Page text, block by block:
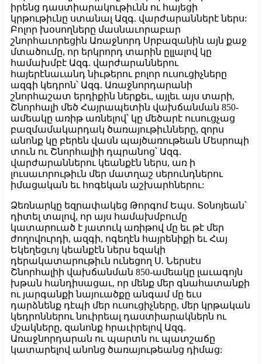
իրենց դաստիարակութիւնն ու հայեցի
կրթութիւնը ստանալ Ազգ. վարժարաններէ ներս:
Բոլոր խօսողները մասնաւորաբար
շնորհաւորեցին Առաջնորդ Սրբազանին այն քաջ
մտածումը, որ երկրորդ տարին ըլլալով կը
համախմբէ Ազգ. վարժարաններու
հայերէնաւանդ նիւթերու բոլոր ուսուցիչները
ազգի կեդրոն՝ Ազգ. Առաջնորդարանի
շնորհաշատ երդիքին ներքեւ, այլեւ այս տարի,
Շնորհալի մեծ Հայրապետին վախճանման 850-
ամեակը առիթ առնելով՝ կը մեծարէ ուսուցչաց
բազմամակարդակ ծառայութիւնները, զորս
անոնք կը բերեն վասն պայծառութեան Մեսրոպի
տուն ու Շնորհալիի դպրանոց՝ Ազգ.
վարժարաններու կեանքէն ներս, առ ի
լուսաւորութիւն մեր մատղաշ սերունդներու
իմացական եւ հոգեկան աշխարհներու:
Ձեռնարկը եզրափակեց Թորգոմ Եպս. Տօնոյեան՝
դիտել տալով, որ այս համախմբումը
կատարուած է յատուկ առիթով մը եւ թէ մեր
ժողովուրդի, ազգի, ոգեղէն հայրենիքի եւ Հայ
Եկեղեցւոյ կեանքէն ներս եզակի
դերակատարութիւն ունեցող Ս. Ներսէս
Շնորհալիի վախճանման 850-ամեակը լաւագոյն
խթան հանդիսացաւ, որ մենք մեր գնահատանքի
ու յարգանքի նայուածքը անգամ մը եւս
դարձնենք դէպի մեր ուսուցիչները, մեր կրթական
կեդրոններու նուիրեալ դաստիարակներն ու
մշակները, զանոնք հրաւիրելով Ազգ.
Առաջնորդարան ու պարտն ու պատշաճը
կատարելով անոնց ծառայութեանց դիմաց: